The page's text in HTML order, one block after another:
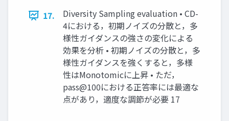
17.
Diversity Sampling evaluation • CD-
4における，初期ノイズの分散と，多
様性ガイダンスの強さの変化による
効果を分析 • 初期ノイズの分散と，多
様性ガイダンスを強くすると，多様
性はMonotomicに上昇 • ただ，
pass@100における正答率には最適な
点があり，適度な調節が必要 17